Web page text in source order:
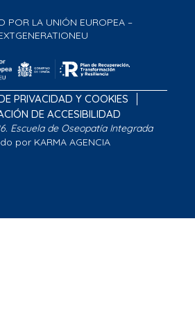
POR LA UNIÓN EUROPEA –
PRIVACIDAD Y COOKIES
DE ACCESIBILIDAD
Escuela de Oseopatía Integrada
por KARMA AGENCIA